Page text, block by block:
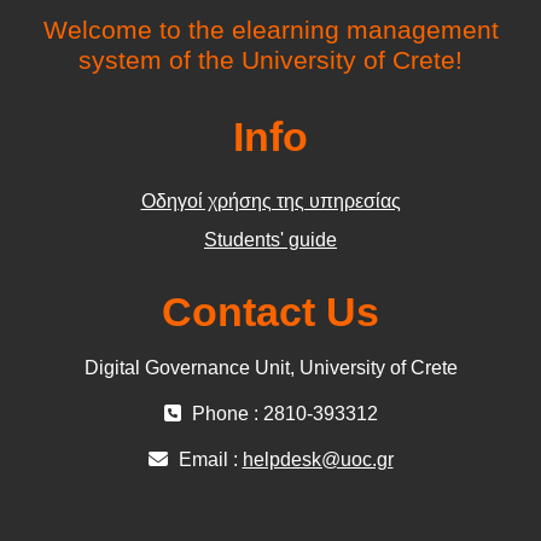
Welcome to the elearning management
system of the University of Crete!
Info
Οδηγοί χρήσης της υπηρεσίας
Students' guide
Contact Us
Digital Governance Unit, University of Crete
Phone : 2810-393312
Email : helpdesk@uoc.gr